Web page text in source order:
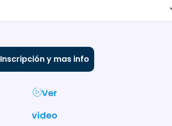
Inscripción y mas info
Ver
video